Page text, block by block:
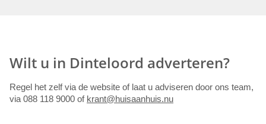
Wilt u in Dinteloord adverteren?
Regel het zelf via de website of laat u adviseren door ons team,
via 088 118 9000 of krant@huisaanhuis.nu